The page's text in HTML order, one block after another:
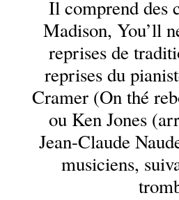
Il comprend des
Madison, You’ll
reprises de
reprises du
Cramer (On thé
ou Ken Jones
Jean-Claude
musiciens,